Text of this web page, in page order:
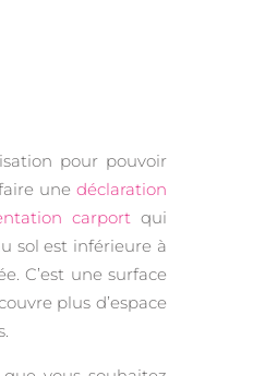
pour pouvoir
une déclaration
carport qui
sol est inférieure à
C’est une surface
plus d’espace